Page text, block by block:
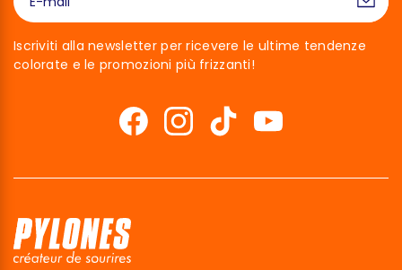
Iscriviti alla newsletter per ricevere le ultime tendenze
colorate e le promozioni più frizzanti!